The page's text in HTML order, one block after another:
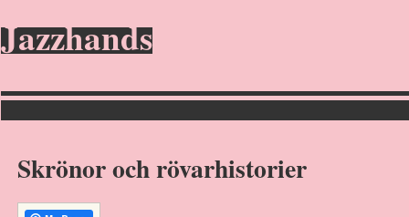
Jazzhands
Skrönor och rövarhistorier